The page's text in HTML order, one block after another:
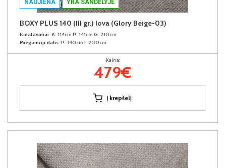
NAUJIENA YRA SANDĖLYJE
BOXY PLUS 140 (III gr.) lova (Glory Beige-03)
Išmatavimai: A: 114cm P: 141cm G: 210cm
Miegamoji dalis: P: 140cm I: 200cm
Kaina:
479€
Į krepšelį